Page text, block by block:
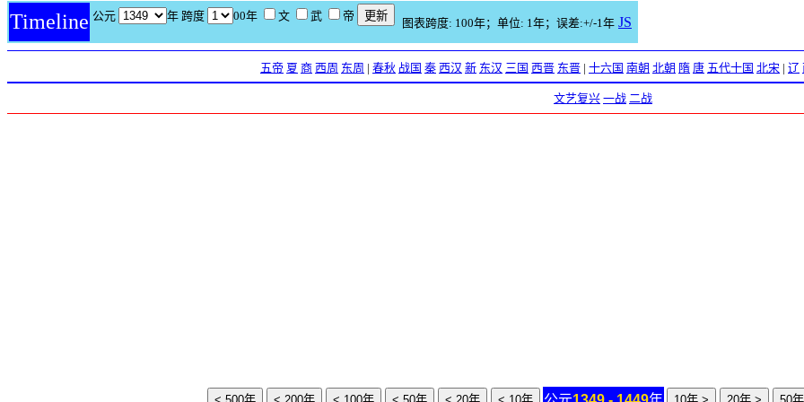
Timeline 公元 年 跨度 00年 文 武 帝
图表跨度: 100年；单位: 1年；误差:+/-1年 JS
五帝 夏 商 西周 东周 | 春秋 战国 秦 西汉 新 东汉 三国 西晋 东晋 | 十六国 南朝 北朝 隋 唐 五代十国 北宋 | 辽
文艺复兴 一战 二战